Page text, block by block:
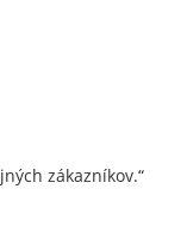
zákazníkov.“